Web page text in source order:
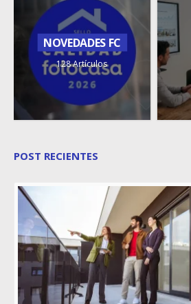
NOVEDADES FC
128 Artículos
POST RECIENTES